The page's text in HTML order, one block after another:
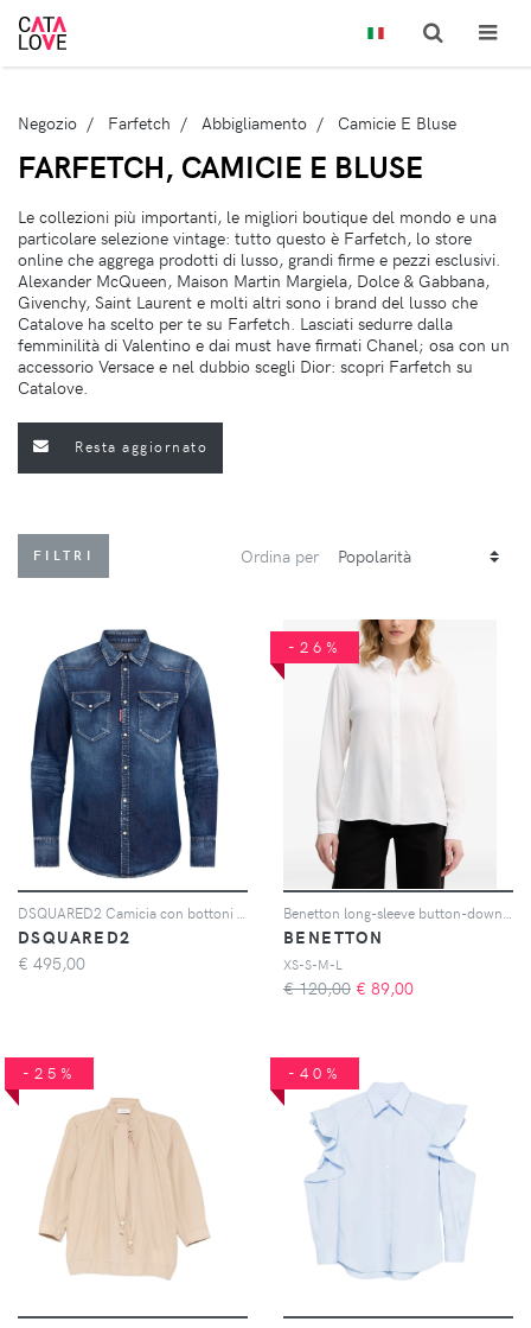
Negozio Farfetch Abbigliamento Camicie E Bluse
FARFETCH, CAMICIE E BLUSE
Le collezioni più importanti, le migliori boutique del mondo e una
particolare selezione vintage: tutto questo è Farfetch, lo store
online che aggrega prodotti di lusso, grandi firme e pezzi esclusivi.
Alexander McQueen, Maison Martin Margiela, Dolce & Gabbana,
Givenchy, Saint Laurent e molti altri sono i brand del lusso che
Catalove ha scelto per te su Farfetch. Lasciati sedurre dalla
femminilità di Valentino e dai must have firmati Chanel; osa con un
accessorio Versace e nel dubbio scegli Dior: scopri Farfetch su
Catalove.
Resta aggiornato
FILTRI Ordina per
DSQUARED2
€ 495,00
-26%
BENETTON
XS-S-M-L
€ 120,00 € 89,00
-25% -40%